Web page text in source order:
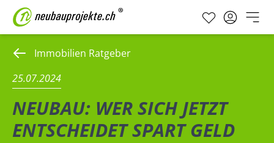
Immobilien Ratgeber
25.07.2024
NEUBAU: WER SICH JETZT
ENTSCHEIDET SPART GELD